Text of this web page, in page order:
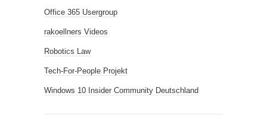
Office 365 Usergroup
rakoellners Videos
Robotics Law
Tech-For-People Projekt
Windows 10 Insider Community Deutschland